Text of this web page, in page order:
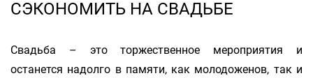
СЭКОНОМИТЬ НА СВАДЬБЕ
Свадьба – это торжественное мероприятия и
останется надолго в памяти, как молодоженов, так и